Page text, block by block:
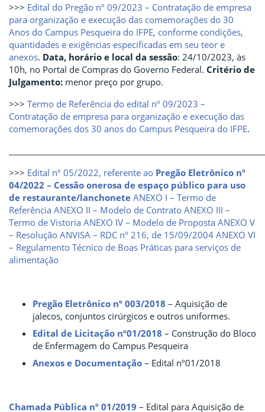
>>> Edital do Pregão nº 09/2023 – Contratação de empresa
para organização e execução das comemorações do 30
Anos do Campus Pesqueira do IFPE, conforme condições,
quantidades e exigências especificadas em seu teor e
anexos. Data, horário e local da sessão: 24/10/2023, às
10h, no Portal de Compras do Governo Federal. Critério de
Julgamento: menor preço por grupo.
>>> Termo de Referência do edital nº 09/2023 –
Contratação de empresa para organização e execução das
comemorações dos 30 anos do Campus Pesqueira do IFPE.
>>> Edital nº 05/2022, referente ao Pregão Eletrônico nº
04/2022 – Cessão onerosa de espaço público para uso
de restaurante/lanchonete ANEXO I – Termo de
Referência ANEXO II – Modelo de Contrato ANEXO III –
Termo de Vistoria ANEXO IV – Modelo de Proposta ANEXO V
– Resolução ANVISA – RDC nº 216, de 15/09/2004 ANEXO VI
– Regulamento Técnico de Boas Práticas para serviços de
alimentação
Pregão Eletrônico nº 003/2018 – Aquisição de
jalecos, conjuntos cirúrgicos e outros uniformes.
Edital de Licitação nº01/2018 – Construção do Bloco
de Enfermagem do Campus Pesqueira
Anexos e Documentação – Edital nº01/2018
Chamada Pública nº 01/2019 – Edital para Aquisição de